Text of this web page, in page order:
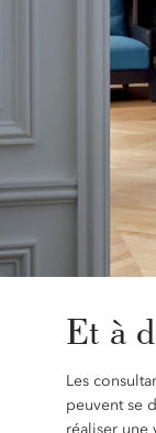
Et à
Les
peuvent se
réaliser une